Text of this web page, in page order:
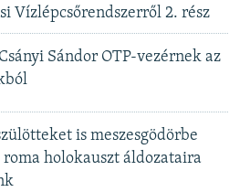
Vízlépcsőrendszerről 2. rész
Sándor OTP-vezérnek az
is meszesgödörbe
roma holokauszt áldozataira